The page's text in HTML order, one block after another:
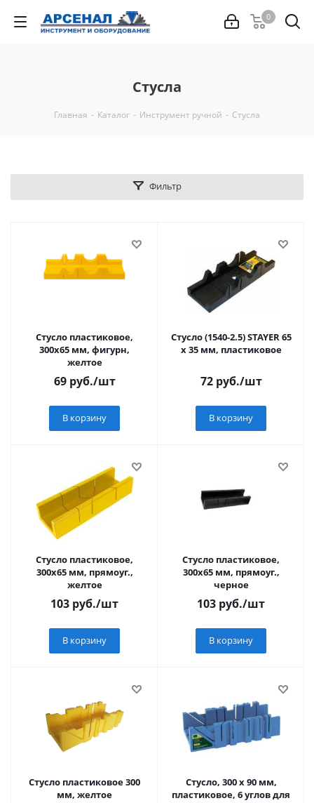
0
Стусла
Главная - Каталог - Инструмент ручной - Стусла
Фильтр
Стусло пластиковое,
300х65 мм, фигурн,
желтое
69руб./шт
В корзину
Стусло (1540-2.5) STAYER 65
х 35 мм, пластиковое
72руб./шт
В корзину
Стусло пластиковое,
300х65 мм, прямоуг.,
желтое
103 руб./шт
В корзину
Стусло пластиковое,
300х65 мм, прямоуг.,
черное
103 руб./шт
В корзину
Стусло пластиковое 300
мм, желтое
Стусло, 300 х 90 мм,
пластиковое, 6 углов для